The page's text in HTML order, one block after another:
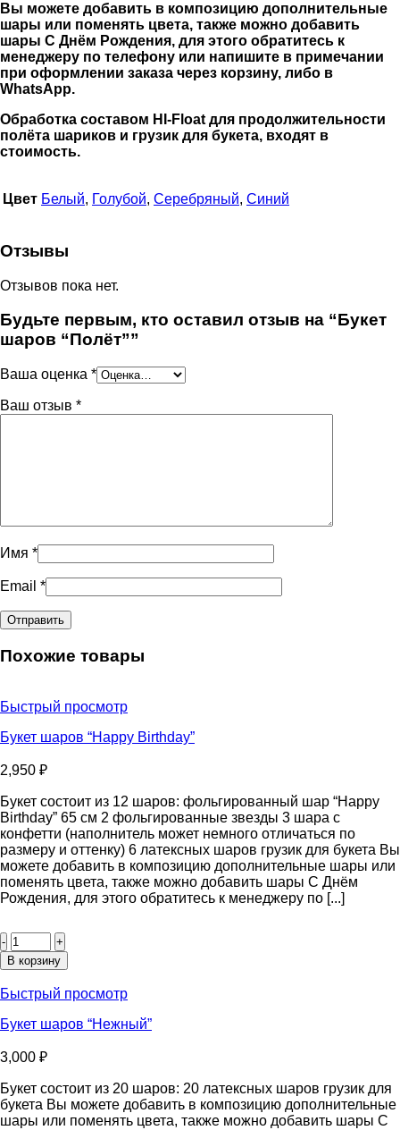
Вы можете добавить в композицию дополнительные
шары или поменять цвета, также можно добавить
шары С Днём Рождения, для этого обратитесь к
менеджеру по телефону или напишите в примечании
при оформлении заказа через корзину, либо в
WhatsApp.
Обработка составом HI-Float для продолжительности
полёта шариков и грузик для букета, входят в
стоимость.
Цвет Белый, Голубой, Серебряный, Синий
Отзывы
Отзывов пока нет.
Будьте первым, кто оставил отзыв на “Букет
шаров “Полёт””
Ваша оценка *
Ваш отзыв *
Имя *
Email *
Похожие товары
Быстрый просмотр
Букет шаров “Happy Birthday”
2,950 ₽
Букет состоит из 12 шаров: фольгированный шар “Happy
Birthday” 65 см 2 фольгированные звезды 3 шара с
конфетти (наполнитель может немного отличаться по
размеру и оттенку) 6 латексных шаров грузик для букета Вы
можете добавить в композицию дополнительные шары или
поменять цвета, также можно добавить шары С Днём
Рождения, для этого обратитесь к менеджеру по [...]
товара
Букет
“Happy
В корзину
Быстрый просмотр
Букет шаров “Нежный”
3,000 ₽
Букет состоит из 20 шаров: 20 латексных шаров грузик для
букета Вы можете добавить в композицию дополнительные
шары или поменять цвета, также можно добавить шары С